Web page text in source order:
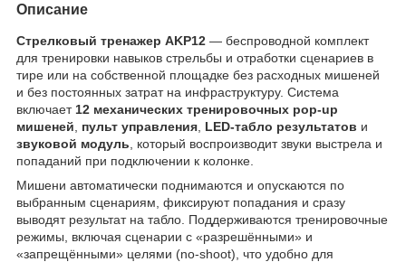
Описание
Стрелковый тренажер AKP12 — беспроводной комплект
для тренировки навыков стрельбы и отработки сценариев в
тире или на собственной площадке без расходных мишеней
и без постоянных затрат на инфраструктуру. Система
включает 12 механических тренировочных pop-up
мишеней
пульт управления LED-табло результатов и
звуковой модуль , который воспроизводит звуки выстрела и
попаданий при подключении к колонке.
Мишени автоматически поднимаются и опускаются по
выбранным сценариям, фиксируют попадания и сразу
выводят результат на табло. Поддерживаются тренировочные
режимы, включая сценарии с «разрешёнными» и
«запрещёнными» целями (no-shoot), что удобно для